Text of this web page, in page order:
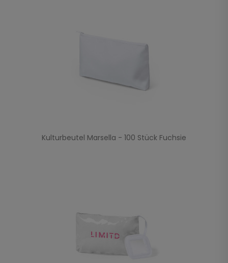
Kulturbeutel Marsella - 100 Stück Fuchsie